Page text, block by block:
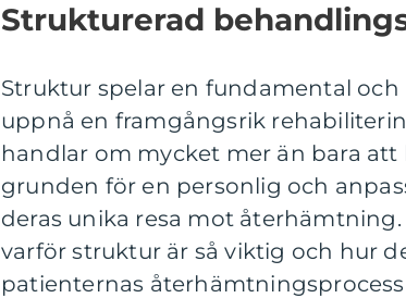
Strukturerad
Struktur spelar en fundamental
uppnå en framgångsrik
handlar om mycket mer än bara
grunden för en personlig och
deras unika resa mot
varför struktur är så viktig och hur
patienternas